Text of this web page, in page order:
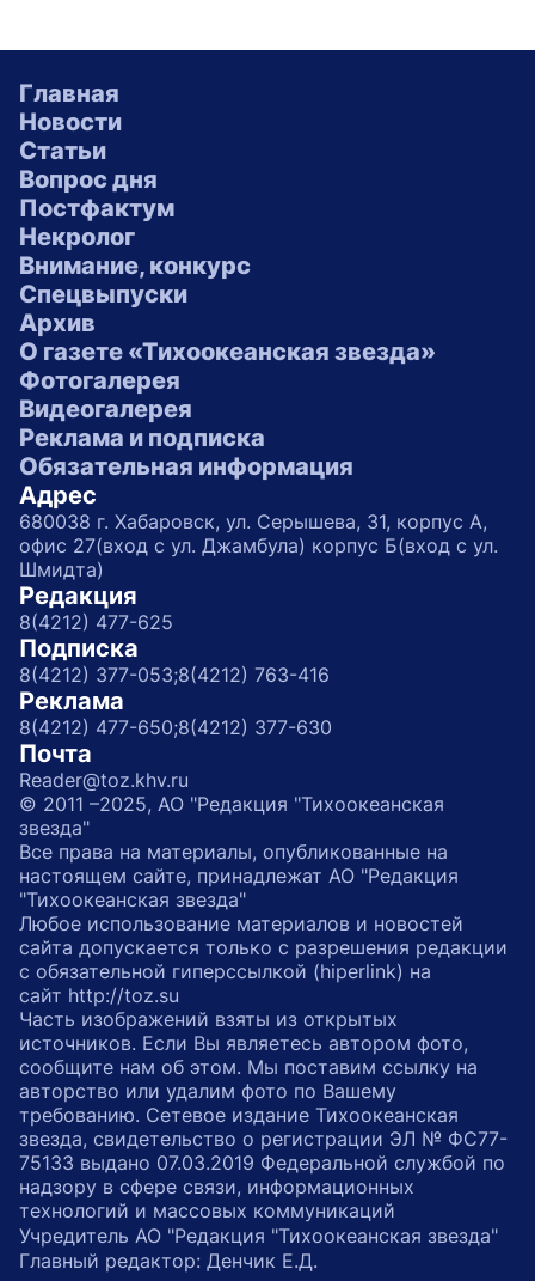
Главная
Новости
Статьи
Вопрос дня
Постфактум
Некролог
Внимание, конкурс
Спецвыпуски
Архив
О газете «Тихоокеанская звезда»
Фотогалерея
Видеогалерея
Реклама и подписка
Обязательная информация
Адрес
680038 г. Хабаровск, ул. Серышева, 31, корпус А,
офис 27(вход с ул. Джамбула) корпус Б(вход с ул.
Шмидта)
Редакция
8(4212) 477-625
Подписка
8(4212) 377-053;8(4212) 763-416
Реклама
8(4212) 477-650;8(4212) 377-630
Почта
Reader@toz.khv.ru
© 2011 –2025, АО "Редакция "Тихоокеанская
звезда"
Все права на материалы, опубликованные на
настоящем сайте, принадлежат АО "Редакция
"Тихоокеанская звезда"
Любое использование материалов и новостей
сайта допускается только с разрешения редакции
с обязательной гиперссылкой (hiperlink) на
сайт http://toz.su
Часть изображений взяты из открытых
источников. Если Вы являетесь автором фото,
сообщите нам об этом. Мы поставим ссылку на
авторство или удалим фото по Вашему
требованию. Сетевое издание Тихоокеанская
звезда, свидетельство о регистрации ЭЛ № ФС77-
75133 выдано 07.03.2019 Федеральной службой по
надзору в сфере связи, информационных
технологий и массовых коммуникаций
Учредитель АО "Редакция "Тихоокеанская звезда"
Главный редактор: Денчик Е.Д.